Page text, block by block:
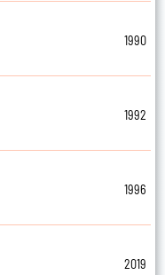
1990
1992
1996
2019